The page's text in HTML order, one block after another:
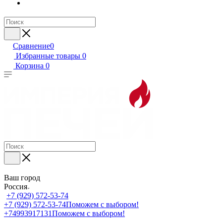
Сравнение0
Избранные товары 0
Корзина 0
Ваш город
Россия
+7 (929) 572-53-74
+7 (929) 572-53-74Поможем с выбором!
+74993917131Поможем с выбором!